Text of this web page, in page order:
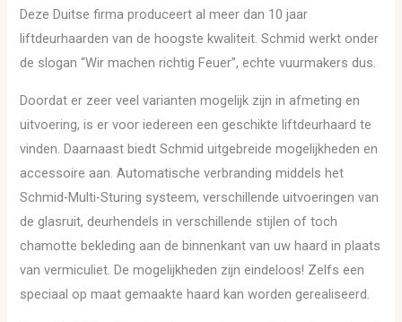
Deze Duitse firma produceert al meer dan 10 jaar
liftdeurhaarden van de hoogste kwaliteit. Schmid werkt onder
de slogan “Wir machen richtig Feuer”, echte vuurmakers dus.
Doordat er zeer veel varianten mogelijk zijn in afmeting en
uitvoering, is er voor iedereen een geschikte liftdeurhaard te
vinden. Daarnaast biedt Schmid uitgebreide mogelijkheden en
accessoire aan. Automatische verbranding middels het
Schmid-Multi-Sturing systeem, verschillende uitvoeringen van
de glasruit, deurhendels in verschillende stijlen of toch
chamotte bekleding aan de binnenkant van uw haard in plaats
van vermiculiet. De mogelijkheden zijn eindeloos! Zelfs een
speciaal op maat gemaakte haard kan worden gerealiseerd.